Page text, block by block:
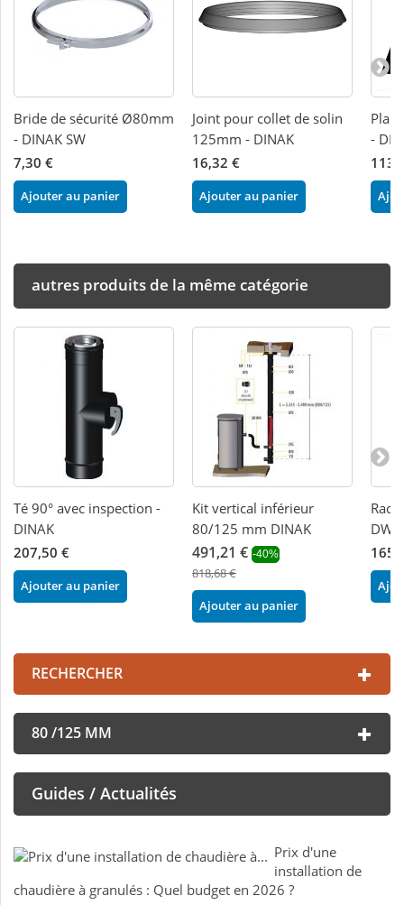
Bride de sécurité Ø80mm
- DINAK SW
7,30 €
Ajouter au panier
Joint pour collet de solin
125mm - DINAK
16,32 €
Ajouter au panier
-
autres produits de la même catégorie
Té 90° avec inspection -
DINAK
207,50 €
Ajouter au panier
Kit vertical inférieur
80/125 mm DINAK
491,21 € -40%
818,68 €
Ajouter au panier
DW
RECHERCHER
80 /125 MM
Guides / Actualités
Prix d'une
installation de
chaudière à granulés : Quel budget en 2026 ?